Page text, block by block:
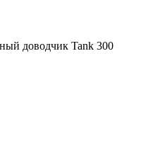
доводчик Tank 300